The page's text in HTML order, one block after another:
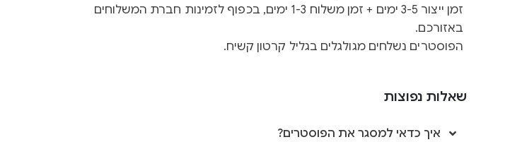
זמן ייצור 3-5 ימים + זמן משלוח 1-3 ימים, בכפוף לזמינות חברת המשלוחים
באזורכם.
הפוסטרים נשלחים מגולגלים בגליל קרטון קשיח.
שאלות נפוצות
איך כדאי למסגר את הפוסטרים?